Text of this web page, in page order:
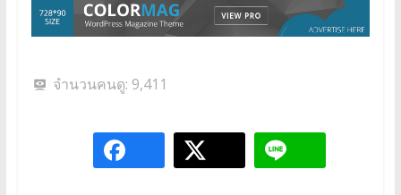
จำนวนคนดู: 9,411